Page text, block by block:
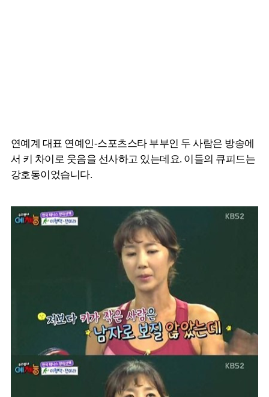
연예계 대표 연예인-스포츠스타 부부인 두 사람은 방송에
서 키 차이로 웃음을 선사하고 있는데요. 이들의 큐피드는
강호동이었습니다.